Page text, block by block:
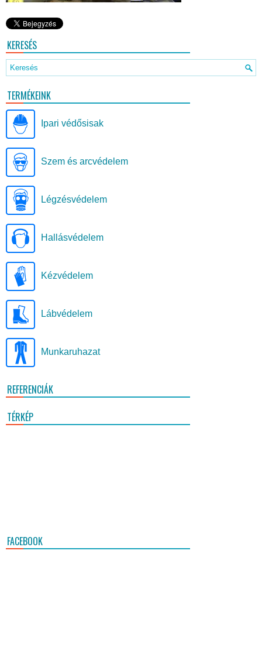
KERESÉS
TERMÉKEINK
Ipari védősisak
Szem és arcvédelem
Légzésvédelem
Hallásvédelem
Kézvédelem
Lábvédelem
Munkaruhazat
REFERENCIÁK
TÉRKÉP
FACEBOOK